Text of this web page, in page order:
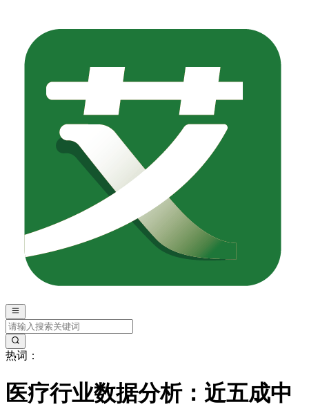
热词：
医疗行业数据分析：近五成中